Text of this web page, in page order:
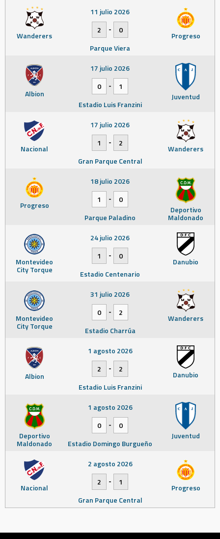
Wanderers Progreso
11 julio 2026
2
-
0
Parque Viera
Albion Juventud
17 julio 2026
0
-
1
Estadio Luis Franzini
Nacional Wanderers
17 julio 2026
1
-
2
Gran Parque Central
Progreso Deportivo
Maldonado
18 julio 2026
1
-
0
Parque Paladino
Montevideo
City Torque
Danubio
24 julio 2026
1
-
0
Estadio Centenario
Montevideo
City Torque
Wanderers
31 julio 2026
0
-
2
Estadio Charrúa
Albion Danubio
1 agosto 2026
2
-
2
Estadio Luis Franzini
Deportivo
Maldonado
Juventud
1 agosto 2026
0
-
0
Estadio Domingo Burgueño
Nacional Progreso
2 agosto 2026
2
-
1
Gran Parque Central